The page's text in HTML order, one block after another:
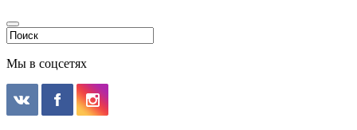
Мы в соцсетях